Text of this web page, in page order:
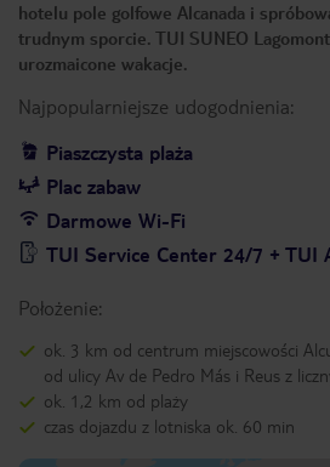
hotelu pole golfowe Alcanada i
trudnym sporcie. TUI SUNEO
urozmaicone wakacje.
Najpopularniejsze udogodnienia:
Piaszczysta plaża
Plac zabaw
Darmowe Wi-Fi
TUI Service Center 24/7 + TUI
Położenie:
ok. 3 km od centrum miejscowości
od ulicy Av de Pedro Más i Reus z
ok. 1,2 km od plaży
czas dojazdu z lotniska ok. 60 min